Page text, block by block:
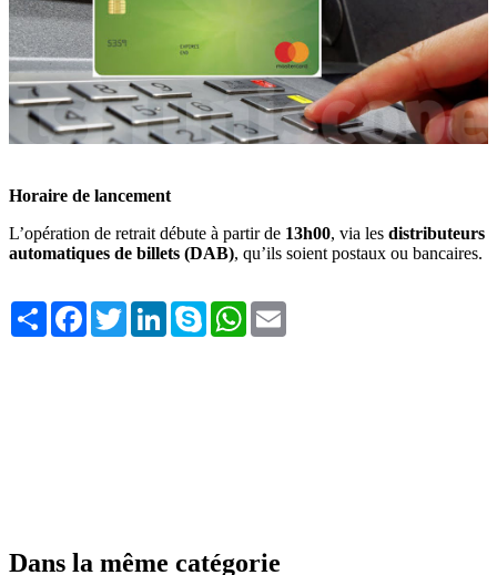
Horaire de lancement
L’opération de retrait débute à partir de 13h00, via les distributeurs
automatiques de billets (DAB), qu’ils soient postaux ou bancaires.
Share FacebookTwitterLinkedInSkype WhatsApp
Dans la même catégorie